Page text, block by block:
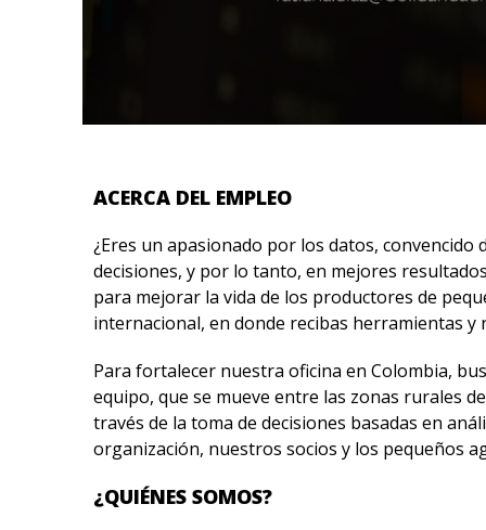
ACERCA DEL EMPLEO
¿Eres un apasionado por los datos,
decisiones, y por lo tanto, en mejores
para mejorar la vida de los productores de
internacional, en donde recibas herramientas
Para fortalecer nuestra oficina en Colombia,
equipo, que se mueve entre las zonas rurales
través de la toma de decisiones basadas en
organización, nuestros socios y los pequeños
¿QUIÉNES SOMOS?